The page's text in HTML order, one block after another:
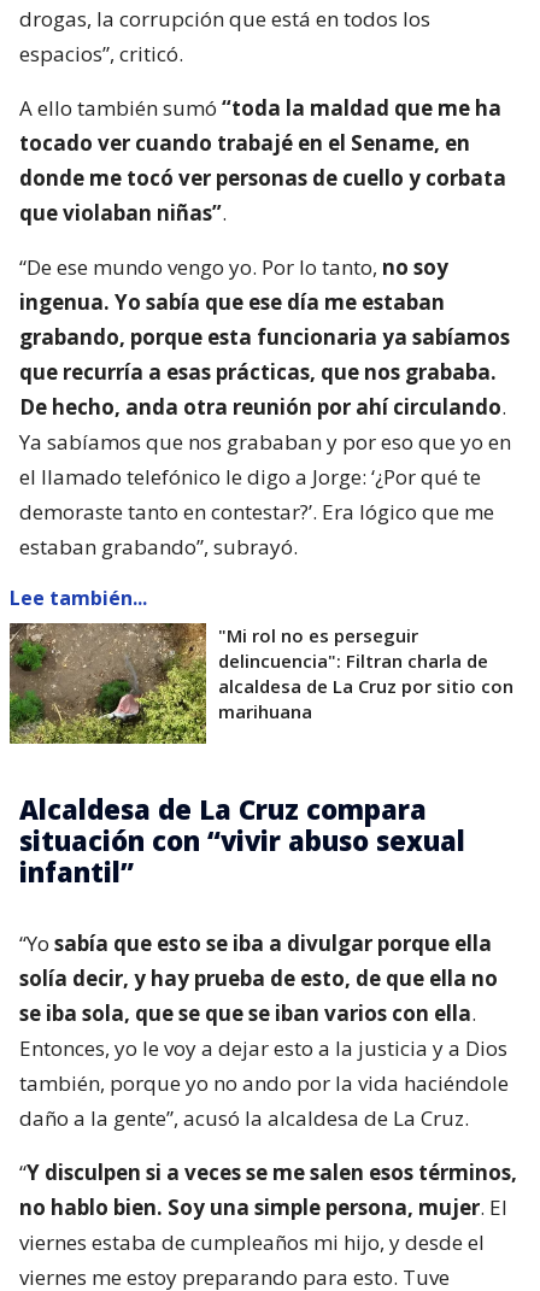
drogas, la corrupción que está en todos los
espacios”, criticó.
A ello también sumó “toda la maldad que me ha
tocado ver cuando trabajé en el Sename, en
donde me tocó ver personas de cuello y corbata
que violaban niñas”.
“De ese mundo vengo yo. Por lo tanto, no soy
ingenua. Yo sabía que ese día me estaban
grabando, porque esta funcionaria ya sabíamos
que recurría a esas prácticas, que nos grababa.
De hecho, anda otra reunión por ahí circulando.
Ya sabíamos que nos grababan y por eso que yo en
el llamado telefónico le digo a Jorge: ‘¿Por qué te
demoraste tanto en contestar?’. Era lógico que me
estaban grabando”, subrayó.
Lee también...
"Mi rol no es perseguir
delincuencia": Filtran charla de
alcaldesa de La Cruz por sitio con
marihuana
Alcaldesa de La Cruz compara
situación con “vivir abuso sexual
infantil”
“Yo sabía que esto se iba a divulgar porque ella
solía decir, y hay prueba de esto, de que ella no
se iba sola, que se que se iban varios con ella.
Entonces, yo le voy a dejar esto a la justicia y a Dios
también, porque yo no ando por la vida haciéndole
daño a la gente”, acusó la alcaldesa de La Cruz.
“Y disculpen si a veces se me salen esos términos,
no hablo bien. Soy una simple persona, mujer. El
viernes estaba de cumpleaños mi hijo, y desde el
viernes me estoy preparando para esto. Tuve